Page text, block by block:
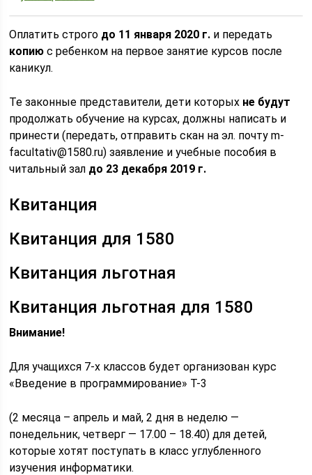
Оплатить строго до 11 января 2020 г. и передать
копию с ребенком на первое занятие курсов после
каникул.
Те законные представители, дети которых не будут
продолжать обучение на курсах, должны написать и
принести (передать, отправить скан на эл. почту m-
facultativ@1580.ru) заявление и учебные пособия в
читальный зал до 23 декабря 2019 г.
Квитанция
Квитанция для 1580
Квитанция льготная
Квитанция льготная для 1580
Внимание!
Для учащихся 7-х классов будет организован курс
«Введение в программирование» Т-3
(2 месяца – апрель и май, 2 дня в неделю —
понедельник, четверг — 17.00 – 18.40) для детей,
которые хотят поступать в класс углубленного
изучения информатики.